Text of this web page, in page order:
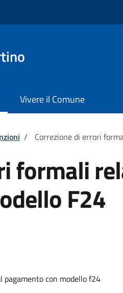
Vivere il Comune
/ Correzione di errori
formali
F24
con modello f24